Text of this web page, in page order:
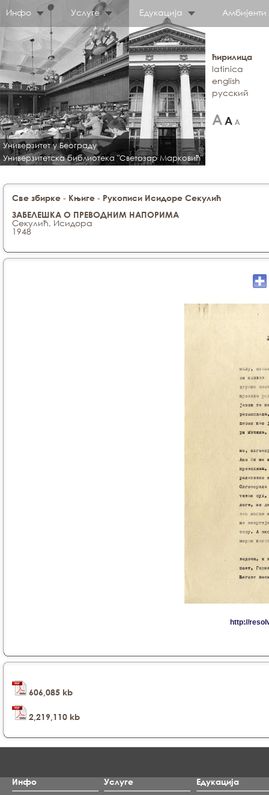
Инфо Услуге Едукација Амбијенти
Универзитет у Београду
Универзитетска библиотека "Светозар Марковић"
ћирилица
latinica
english
русский
Све збирке - Књиге - Рукописи Исидоре Секулић
ЗАБЕЛЕШКА О ПРЕВОДНИМ НАПОРИМА
Секулић, Исидора
1948
606,085 kb
2,219,110 kb
Инфо
Услуге
Едукација